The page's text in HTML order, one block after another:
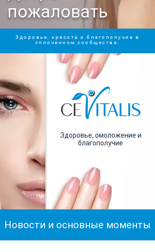
пожаловать
Здоровье, красота и благополучие в
сплоченном сообществе.
Здоровье, омоложение и
благополучие
Новости и основные моменты